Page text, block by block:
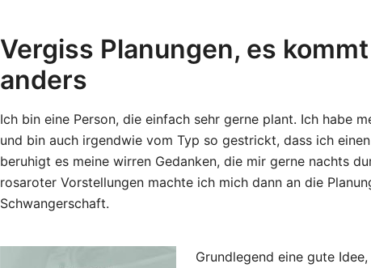
Vergiss Planungen, es
anders
Ich bin eine Person, die einfach sehr gerne plant. Ich habe
und bin auch irgendwie vom Typ so gestrickt, dass ich
beruhigt es meine wirren Gedanken, die mir gerne nachts
rosaroter Vorstellungen machte ich mich dann an die
Schwangerschaft.
Grundlegend eine gute